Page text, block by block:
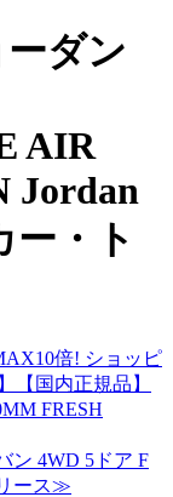
ダン
AIR
Jordan
ー・ト
倍! ショッピ
【国内正規品】
FRESH
ン 4WD 5ドア F
ース≫